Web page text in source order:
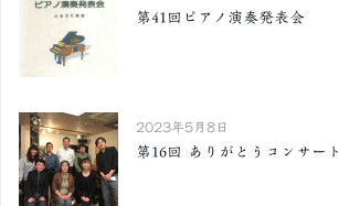
第41回ピアノ演奏発表会
2023年5月8日
第16回 ありがとうコンサート